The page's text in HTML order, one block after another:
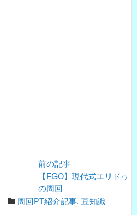
前の記事
【FGO】現代式エリドゥ
の周回
周回PT紹介記事, 豆知識